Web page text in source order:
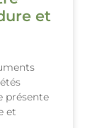
et
présente
et